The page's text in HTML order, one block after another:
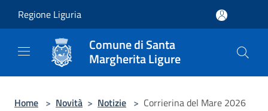
Regione Liguria
Comune di Santa
Margherita Ligure
Home > Novità > Notizie > Corrierina del Mare 2026